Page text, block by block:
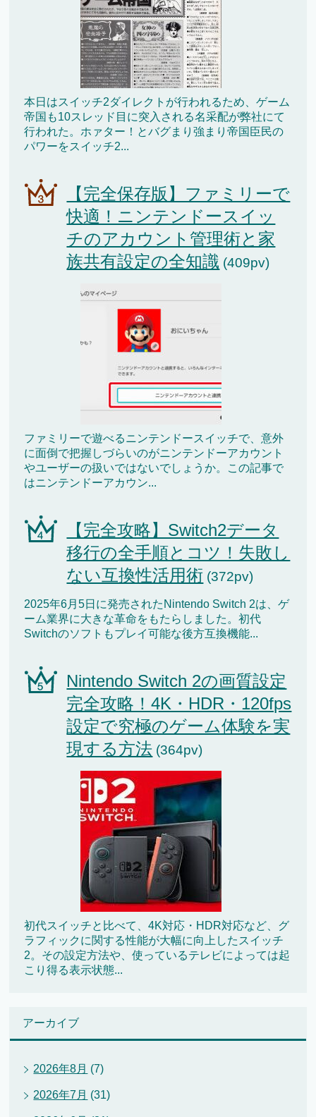
本日はスイッチ2ダイレクトが行われるため、ゲーム
帝国も10スレッド目に突入される名采配が弊社にて
行われた。ホァター！とバグまり強まり帝国臣民の
パワーをスイッチ2...
【完全保存版】ファミリーで
快適！ニンテンドースイッ
チのアカウント管理術と家
族共有設定の全知識 (409pv)
ファミリーで遊べるニンテンドースイッチで、意外
に面倒で把握しづらいのがニンテンドーアカウント
やユーザーの扱いではないでしょうか。この記事で
はニンテンドーアカウン...
【完全攻略】Switch2データ
移行の全手順とコツ！失敗し
ない互換性活用術 (372pv)
2025年6月5日に発売されたNintendo Switch 2は、ゲ
ーム業界に大きな革命をもたらしました。初代
Switchのソフトもプレイ可能な後方互換機能...
Nintendo Switch 2の画質設定
完全攻略！4K・HDR・120fps
設定で究極のゲーム体験を実
現する方法 (364pv)
初代スイッチと比べて、4K対応・HDR対応など、グ
ラフィックに関する性能が大幅に向上したスイッチ
2。その設定方法や、使っているテレビによっては起
こり得る表示状態...
アーカイブ
2026年8月 (7)
2026年7月 (31)